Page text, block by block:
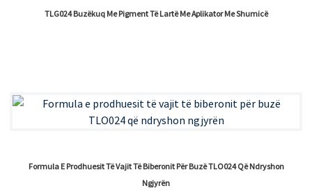
TLG024 Buzëkuq Me Pigment Të Lartë Me Aplikator Me Shumicë
Formula E Prodhuesit Të Vajit Të Biberonit Për Buzë TLO024 Që Ndryshon
Ngjyrën